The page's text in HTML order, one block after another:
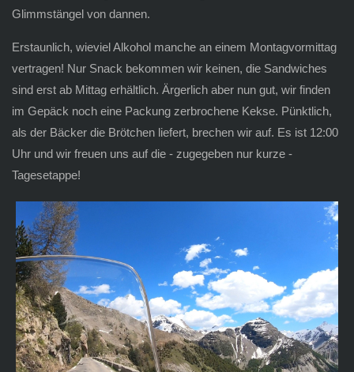
Glimmstängel von dannen.
Erstaunlich, wieviel Alkohol manche an einem Montagvormittag
vertragen! Nur Snack bekommen wir keinen, die Sandwiches
sind erst ab Mittag erhältlich. Ärgerlich aber nun gut, wir finden
im Gepäck noch eine Packung zerbrochene Kekse. Pünktlich,
als der Bäcker die Brötchen liefert, brechen wir auf. Es ist 12:00
Uhr und wir freuen uns auf die - zugegeben nur kurze -
Tagesetappe!